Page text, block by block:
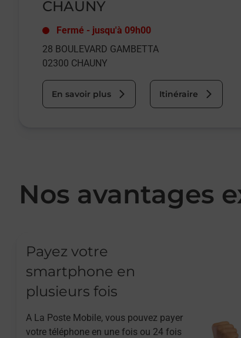
CHAUNY
Fermé - jusqu'à 09h00
28 BOULEVARD GAMBETTA
02300 CHAUNY
En savoir plus Itinéraire
Nos avantages
Payez votre
smartphone en
plusieurs fois
A La Poste Mobile, vous pouvez payer
votre téléphone en une fois ou 24 fois